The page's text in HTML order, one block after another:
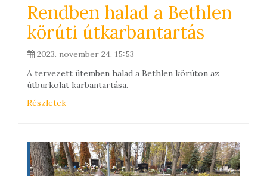
Rendben halad a Bethlen
körúti útkarbantartás
2023. november 24. 15:53
A tervezett ütemben halad a Bethlen körúton az
útburkolat karbantartása.
Részletek